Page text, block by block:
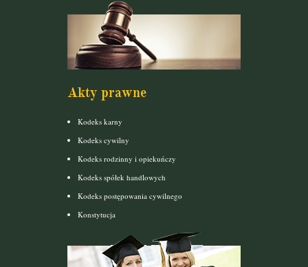
Akty prawne
Kodeks karny
Kodeks cywilny
Kodeks rodzinny i opiekuńczy
Kodeks spółek handlowych
Kodeks postępowania cywilnego
Konstytucja